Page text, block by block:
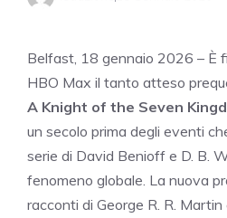
Belfast, 18 gennaio 2026 – È
HBO Max il tanto atteso
A Knight of the Seven
un secolo prima degli eventi
serie di David Benioff e D. B.
fenomeno globale. La nuova
racconti di George R. R.